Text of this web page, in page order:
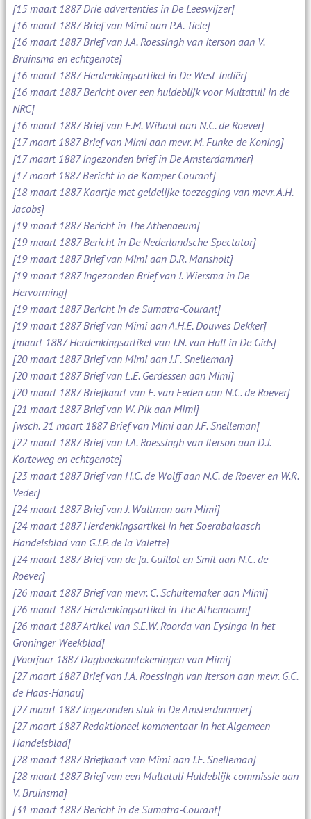
[15 maart 1887 Drie advertenties in De Leeswijzer]
[16 maart 1887 Brief van Mimi aan P.A. Tiele]
[16 maart 1887 Brief van J.A. Roessingh van Iterson aan V.
Bruinsma en echtgenote]
[16 maart 1887 Herdenkingsartikel in De West-Indiër]
[16 maart 1887 Bericht over een huldeblijk voor Multatuli in de
NRC]
[16 maart 1887 Brief van F.M. Wibaut aan N.C. de Roever]
[17 maart 1887 Brief van Mimi aan mevr. M. Funke-de Koning]
[17 maart 1887 Ingezonden brief in De Amsterdammer]
[17 maart 1887 Bericht in de Kamper Courant]
[18 maart 1887 Kaartje met geldelijke toezegging van mevr. A.H.
Jacobs]
[19 maart 1887 Bericht in The Athenaeum]
[19 maart 1887 Bericht in De Nederlandsche Spectator]
[19 maart 1887 Brief van Mimi aan D.R. Mansholt]
[19 maart 1887 Ingezonden Brief van J. Wiersma in De
Hervorming]
[19 maart 1887 Bericht in de Sumatra-Courant]
[19 maart 1887 Brief van Mimi aan A.H.E. Douwes Dekker]
[maart 1887 Herdenkingsartikel van J.N. van Hall in De Gids]
[20 maart 1887 Brief van Mimi aan J.F. Snelleman]
[20 maart 1887 Brief van L.E. Gerdessen aan Mimi]
[20 maart 1887 Briefkaart van F. van Eeden aan N.C. de Roever]
[21 maart 1887 Brief van W. Pik aan Mimi]
[wsch. 21 maart 1887 Brief van Mimi aan J.F. Snelleman]
[22 maart 1887 Brief van J.A. Roessingh van Iterson aan D.J.
Korteweg en echtgenote]
[23 maart 1887 Brief van H.C. de Wolff aan N.C. de Roever en W.R.
Veder]
[24 maart 1887 Brief van J. Waltman aan Mimi]
[24 maart 1887 Herdenkingsartikel in het Soerabaiaasch
Handelsblad van G.J.P. de la Valette]
[24 maart 1887 Brief van de fa. Guillot en Smit aan N.C. de
Roever]
[26 maart 1887 Brief van mevr. C. Schuitemaker aan Mimi]
[26 maart 1887 Herdenkingsartikel in The Athenaeum]
[26 maart 1887 Artikel van S.E.W. Roorda van Eysinga in het
Groninger Weekblad]
[Voorjaar 1887 Dagboekaantekeningen van Mimi]
[27 maart 1887 Brief van J.A. Roessingh van Iterson aan mevr. G.C.
de Haas-Hanau]
[27 maart 1887 Ingezonden stuk in De Amsterdammer]
[27 maart 1887 Redaktioneel kommentaar in het Algemeen
Handelsblad]
[28 maart 1887 Briefkaart van Mimi aan J.F. Snelleman]
[28 maart 1887 Brief van een Multatuli Huldeblijk-commissie aan
V. Bruinsma]
[31 maart 1887 Bericht in de Sumatra-Courant]